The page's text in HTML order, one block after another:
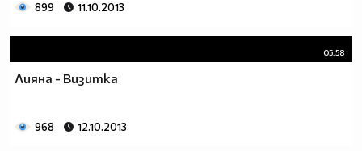
899 11.10.2013
05:58
Лияна - Визитка
968 12.10.2013